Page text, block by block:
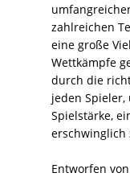
zahlreichen
eine große
Wettkämpfe
durch die
jeden
Spielstärke,
erschwinglich
Entworfen